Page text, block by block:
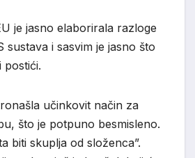
je jasno elaborirala razloge
sustava i sasvim je jasno što
postići.
učinkovit način za
što je potpuno besmisleno.
biti skuplja od složenca”.